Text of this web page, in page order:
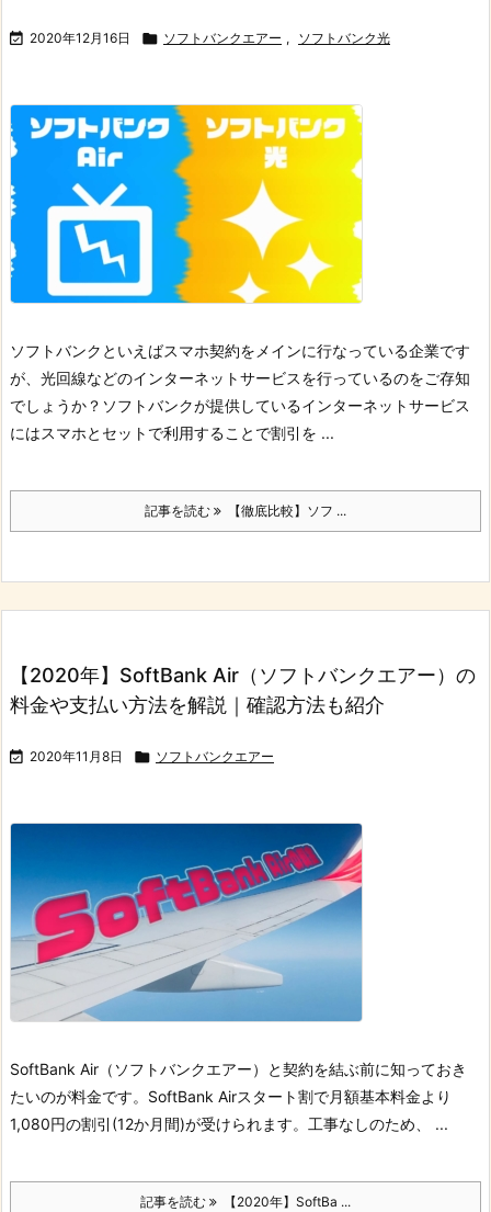
 2020年12月16日  ソフトバンクエアー , ソフトバンク光
ソフトバンクといえばスマホ契約をメインに行なっている企業です
が、光回線などのインターネットサービスを行っているのをご存知
でしょうか？ ソフトバンクが提供しているインターネットサービス
にはスマホとセットで利用することで割引を ...
記事を読む 【徹底比較】ソフ ...
【2020年】SoftBank Air（ソフトバンクエアー）の
料金や支払い方法を解説｜確認方法も紹介
 2020年11月8日  ソフトバンクエアー
SoftBank Air（ソフトバンクエアー）と契約を結ぶ前に知っておき
たいのが料金です。 SoftBank Airスタート割で月額基本料金より
1,080円の割引(12か月間)が受けられます。 工事なしのため、 ...
記事を読む 【2020年】SoftBa ...